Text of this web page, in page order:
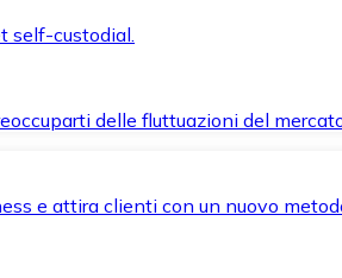
self-custodial.
delle fluttuazioni del
e attira clienti con un nuovo